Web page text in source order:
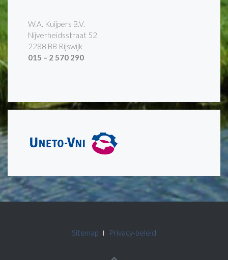
W.A. Kuijpers B.V.
Nijverheidsstraat 52
2288 BB Rijswijk
015 – 2 570 290
Sitemap Privacy-beleid